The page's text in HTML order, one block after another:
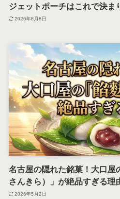
ジェットポーチはこれで決ま
2026年8月8日
名古屋の隠れた銘菓！大口屋
さんきら）」が絶品すぎる理
2026年5月2日